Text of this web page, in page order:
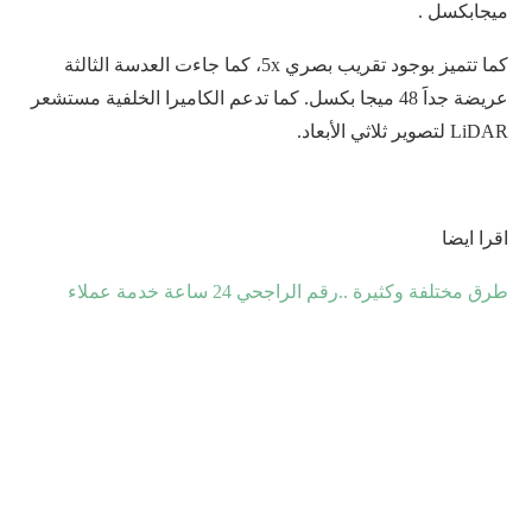
ميجابكسل .
كما تتميز بوجود تقريب بصري 5x، كما جاءت العدسة الثالثة
عريضة جداََ 48 ميجا بكسل. كما تدعم الكاميرا الخلفية مستشعر
LiDAR لتصوير ثلاثي الأبعاد.
اقرا ايضا
طرق مختلفة وكثيرة ..رقم الراجحي 24 ساعة خدمة عملاء